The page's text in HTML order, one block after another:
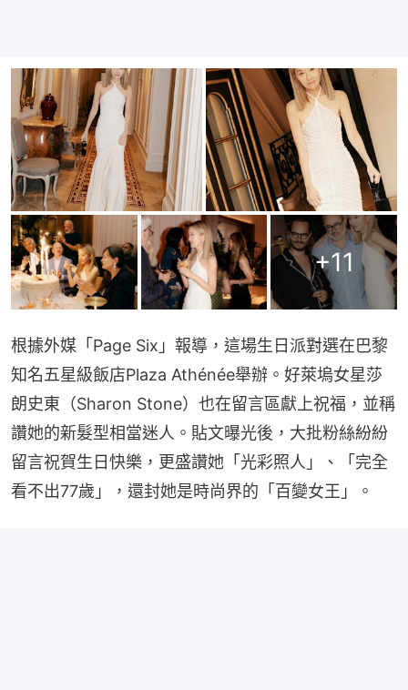
+11
根據外媒「Page Six」報導，這場生日派對選在巴黎
知名五星級飯店Plaza Athénée舉辦。好萊塢女星莎
朗史東（Sharon Stone）也在留言區獻上祝福，並稱
讚她的新髮型相當迷人。貼文曝光後，大批粉絲紛紛
留言祝賀生日快樂，更盛讚她「光彩照人」、「完全
看不出77歲」，還封她是時尚界的「百變女王」。